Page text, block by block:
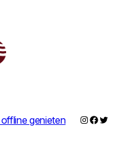
genieten Instagram
Twitter